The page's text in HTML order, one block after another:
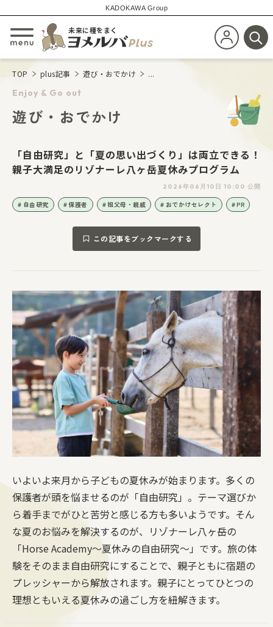
KADOKAWA Group
メニューを開閉する
未来に種をまく
新規会員登
検
TOP plus記事 遊び・おでかけ ...
Enjoy & Go out
遊び・おでかけ
「自由研究」と「夏の思い出づくり」は両立できる！
親子大満足のリゾナーレ八ヶ岳夏休みプログラム
2026年06月10日 10:00 公開
自由研究 保護者 祖父母・親戚 おでかけセレクト PR
この記事をブックマークする
いよいよ来月から子どもの夏休みが始まります。多くの
保護者が頭を悩ませるのが「自由研究」。テーマ選びか
ら着手までがひと苦労と感じる方も多いようです。そん
な夏のお悩みを解決するのが、リゾナーレ八ヶ岳の
「Horse Academy〜夏休みの自由研究〜」です。旅の体
験をそのまま自由研究にすることで、親子ともに宿題の
プレッシャーから解放されます。親子にとってひとつの
理想ともいえる夏休みの過ごし方を紐解きます。